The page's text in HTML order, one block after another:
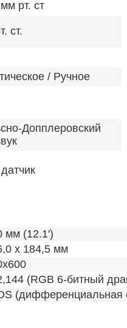
рт. ст
ст.
/ Ручное
Допплеровский
мм (12.1')
x 184,5 мм
(RGB 6-битный
(дифференциальная